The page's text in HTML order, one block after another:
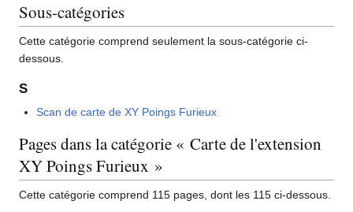
Sous-catégories
Cette catégorie comprend seulement la sous-catégorie ci-
dessous.
S
Scan de carte de XY Poings Furieux
Pages dans la catégorie « Carte de l'extension
XY Poings Furieux »
Cette catégorie comprend 115 pages, dont les 115 ci-dessous.